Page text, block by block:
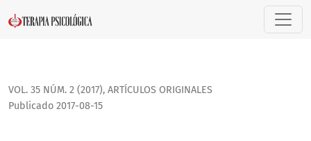
Propiedades psicométricas del Manual para la Valoración
VOL. 35 NÚM. 2 (2017), ARTÍ­CULOS ORIGINALES
Publicado 2017-08-15